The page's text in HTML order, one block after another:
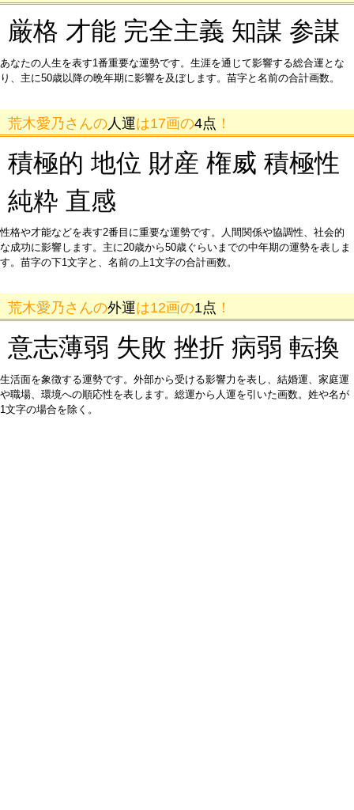
厳格 才能 完全主義 知謀 参謀
あなたの人生を表す1番重要な運勢です。生涯を通じて影響する総合運とな
り、主に50歳以降の晩年期に影響を及ぼします。苗字と名前の合計画数。
荒木愛乃さんの 人運は17画の4点 ！
積極的 地位 財産 権威 積極性
純粋 直感
性格や才能などを表す2番目に重要な運勢です。人間関係や協調性、社会的
な成功に影響します。主に20歳から50歳ぐらいまでの中年期の運勢を表しま
す。苗字の下1文字と、名前の上1文字の合計画数。
荒木愛乃さんの外運は12画の1点 ！
意志薄弱 失敗 挫折 病弱 転換
生活面を象徴する運勢です。外部から受ける影響力を表し、結婚運、家庭運
や職場、環境への順応性を表します。総運から人運を引いた画数。姓や名が
1文字の場合を除く。